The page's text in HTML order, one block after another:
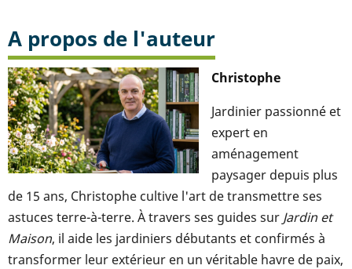
A propos de l'auteur
Christophe
Jardinier passionné et
expert en
aménagement
paysager depuis plus
de 15 ans, Christophe cultive l'art de transmettre ses
astuces terre-à-terre. À travers ses guides sur Jardin et
Maison, il aide les jardiniers débutants et confirmés à
transformer leur extérieur en un véritable havre de paix,